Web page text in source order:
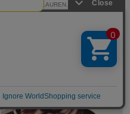
POLO RALPH LAUREN…
¥13,200